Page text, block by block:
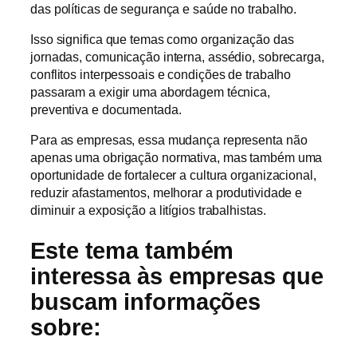
das políticas de segurança e saúde no trabalho.
Isso significa que temas como organização das
jornadas, comunicação interna, assédio, sobrecarga,
conflitos interpessoais e condições de trabalho
passaram a exigir uma abordagem técnica,
preventiva e documentada.
Para as empresas, essa mudança representa não
apenas uma obrigação normativa, mas também uma
oportunidade de fortalecer a cultura organizacional,
reduzir afastamentos, melhorar a produtividade e
diminuir a exposição a litígios trabalhistas.
Este tema também
interessa às empresas que
buscam informações
sobre: